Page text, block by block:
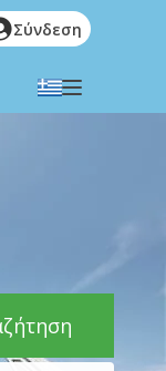
Σύνδεση